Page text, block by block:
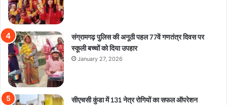
संग्रामगढ़ पुलिस की अनूठी पहल 77वें गणतंत्र दिवस पर
स्कूली बच्चों को दिया उपहार
January 27, 2026
सीएचसी कुंडा में 131 नेत्र रोगियों का सफल ऑपरेशन